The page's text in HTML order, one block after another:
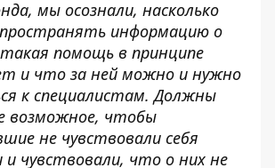
мы осознали, насколько
информацию о
помощь в принципе
и что за ней можно и нужно
к специалистам. Должны
возможное, чтобы
не чувствовали себя
и чувствовали, что о них не